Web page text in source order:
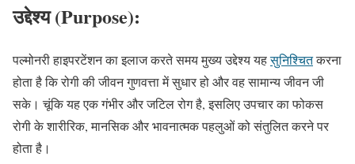
उद्देश्य (Purpose):
पल्मोनरी हाइपरटेंशन का इलाज करते समय मुख्य उद्देश्य यहसुनिश्चितकरना
होता है कि रोगी की जीवन गुणवत्ता में सुधार हो और वह सामान्य जीवन जी
सके। चूंकि यह एक गंभीर और जटिल रोग है, इसलिए उपचार का फोकस
रोगी के शारीरिक, मानसिक और भावनात्मक पहलुओं को संतुलित करने पर
होता है।